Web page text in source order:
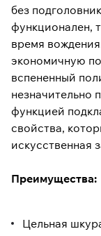
без
функционален,
время
экономичную
вспененный
незначительно
функцией
свойства,
искусственная
Преимущества:
Цельная